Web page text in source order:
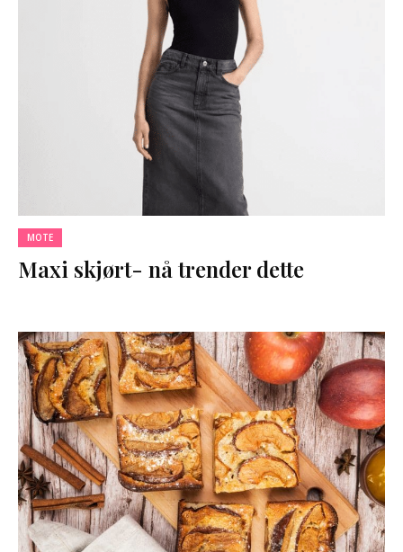
MOTE
Maxi skjørt- nå trender dette